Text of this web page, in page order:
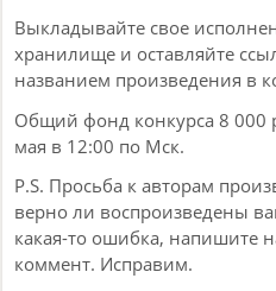
Выкладывайте свое
хранилище и оставляйте
названием произведения в
Общий фонд конкурса 8 000
мая в 12:00 по Мск.
P.S. Просьба к авторам
верно ли воспроизведены
какая-то ошибка, напишите
коммент. Исправим.